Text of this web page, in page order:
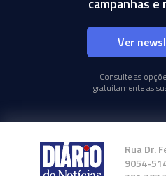
campanhas e
Ver
Consulte as
gratuitamente as
Rua Dr.
9054-